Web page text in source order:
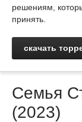
решениям,
принять.
скачать
Семья
(2023)